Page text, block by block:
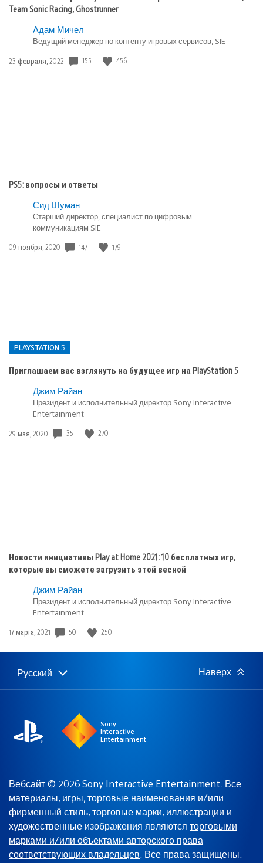
Team Sonic Racing, Ghostrunner
Адам Мичел
Ведущий менеджер по контенту игровых сервисов, SIE
Дата
23 февраля, 2022 155 456
PS5: вопросы и ответы
Сид Шуман
Старший директор, специалист по цифровым
коммуникациям SIE
Дата
09 ноября, 2020 147 179
PLAYSTATION 5
Приглашаем вас взглянуть на будущее игр на PlayStation 5
Опубликовано
PlayStation
5
Джим Райан
Президент и исполнительный директор Sony Interactive
Entertainment
Дата
29 мая, 2020 35 270
Новости инициативы Play at Home 2021: 10 бесплатных игр,
которые вы сможете загрузить этой весной
Джим Райан
Президент и исполнительный директор Sony Interactive
Entertainment
Дата
17 марта, 2021 50 250
Выбор
Выбранный
Русский Наверх
Sony
Interactive
Entertainment
Вебсайт © 2026 Sony Interactive Entertainment. Все
материалы, игры, торговые наименования и/или
фирменный стиль, торговые марки, иллюстрации и
художественные изображения являются торговыми
марками и/или объектами авторского права
соответствующих владельцев. Все права защищены.